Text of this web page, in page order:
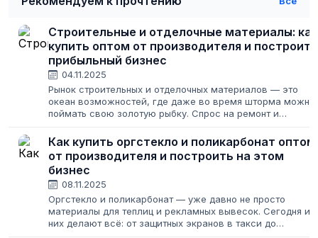
Строительные и отделочные материалы: как
купить оптом от производителя и построить
прибыльный бизнес
04.11.2025
Рынок строительных и отделочных материалов — это
океан возможностей, где даже во время шторма можно
поймать свою золотую рыбку. Спрос на ремонт и
масштабы. Для предпринимателя это...
Как купить оргстекло и поликарбонат оптом
от производителя и построить на этом
бизнес
08.11.2025
Оргстекло и поликарбонат — уже давно не просто
материалы для теплиц и рекламных вывесок. Сегодня из
них делают всё: от защитных экранов в такси до